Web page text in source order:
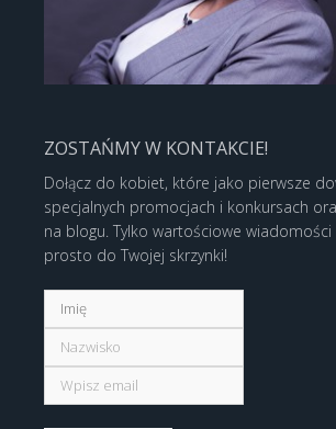
ZOSTAŃMY W KONTAKCIE!
Dołącz do kobiet, które jako pierwsze
specjalnych promocjach i konkursach
na blogu. Tylko wartościowe
prosto do Twojej skrzynki!